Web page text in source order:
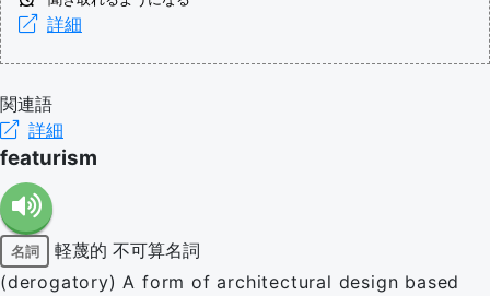
詳細
関連語
詳細
featurism
名詞 軽蔑的 不可算名詞
(derogatory) A form of architectural design based